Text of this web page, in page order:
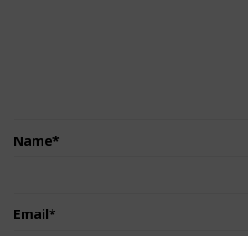
Name*
Email*